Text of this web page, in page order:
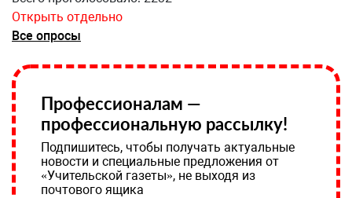
Открыть отдельно
Все опросы
Профессионалам —
профессиональную рассылку!
Подпишитесь, чтобы получать актуальные
новости и специальные предложения от
«Учительской газеты», не выходя из
почтового ящика